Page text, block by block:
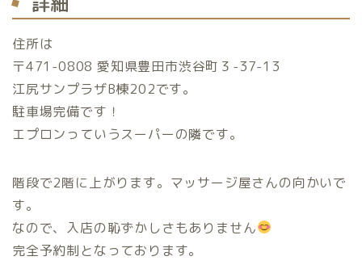
住所は
〒471-0808 愛知県豊田市渋谷町３-37-13
江尻サンプラザB棟202です。
駐車場完備です！
エプロンっていうスーパーの隣です。
階段で2階に上がります。マッサージ屋さんの向かいで
す。
なので、入店の恥ずかしさもありません
完全予約制となっております。